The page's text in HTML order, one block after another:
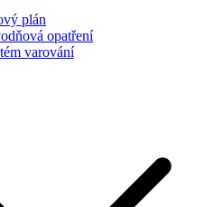
plán
opatření
varování